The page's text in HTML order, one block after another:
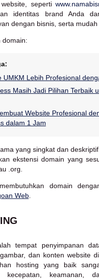
website, seperti
identitas brand Anda
dengan bisnis, serta mudah
domain:
UMKM Lebih Profesional
Masih Jadi Pilihan Terbaik
Website Profesional
dalam 1 Jam
yang singkat dan deskriptif.
ekstensi domain yang
.org.
domain
Web.
tempat penyimpanan
dan konten website
hosting yang baik
kecepatan, keamanan,